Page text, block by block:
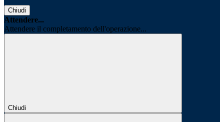
Chiudi
Attendere...
Attendere il completamento dell'operazione...
Chiudi